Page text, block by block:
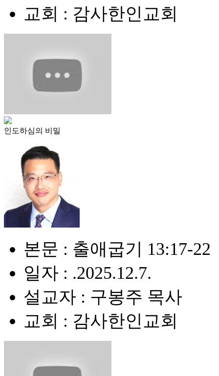
교회 : 감사한인교회
인도하심의 비밀
본문 : 출애굽기 13:17-22
일자 : .2025.12.7.
설교자 : 구봉주 목사
교회 : 감사한인교회